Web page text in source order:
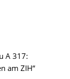
A 317:
am ZIH“